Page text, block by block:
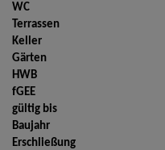
WC
Terrassen
Keller
Gärten
HWB
fGEE
gültig bis
Baujahr
Erschließung